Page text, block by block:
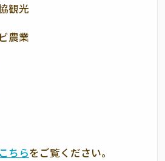
観光
農業
ちらをご覧ください。